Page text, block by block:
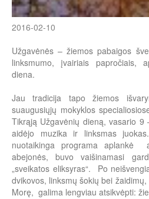
2016-02-10
Užgavėnės – žiemos pabaigos
linksmumo, įvairiais papročiais,
diena.
Jau tradicija tapo žiemos
suaugusiųjų mokyklos
Tikrąją Užgavėnių dieną, vasario
aidėjo muzika ir linksmas
nuotaikinga programa aplankė
abejonės, buvo vaišinamasi
„sveikatos eliksyras“. Po
dvikovos, linksmų šokių bei
Morę, galima lengviau atsikvėpti: